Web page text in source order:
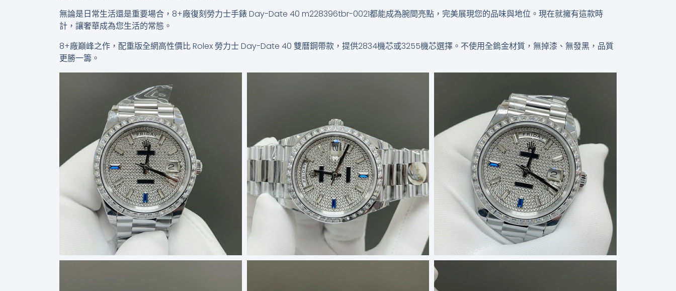
無論是日常生活還是重要場合，8+廠復刻勞力士手錶 Day-Date 40 m228396tbr-0021都能成為腕間亮點，完美展現您的品味與地位。現在就擁有這款時
計，讓奢華成為您生活的常態。
8+廠巔峰之作，配重版全網高性價比 Rolex 勞力士 Day-Date 40 雙曆鋼帶款，提供2834機芯或3255機芯選擇。不使用全鎢金材質，無掉漆、無發黑，品質
更勝一籌。